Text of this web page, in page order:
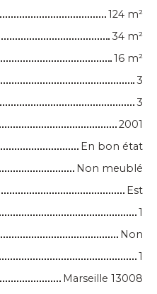
124 m²
34 m²
16 m²
3
3
2001
En bon état
Non meublé
Est
1
Non
1
Marseille 13008